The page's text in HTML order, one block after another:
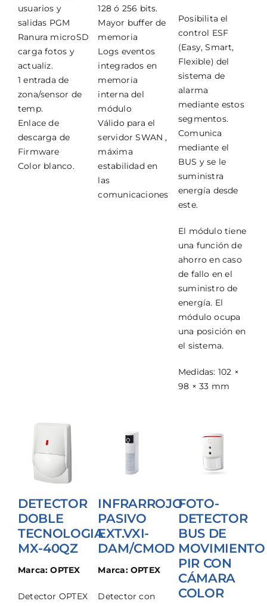
usuarios y
salidas PGM
Ranura microSD
carga fotos y
actualiz.
1 entrada de
zona/sensor de
temp.
Enlace de
descarga de
Firmware
Color blanco.
128 ó 256 bits.
Mayor buffer de
memoria
Logs eventos
integrados en
memoria
interna del
módulo
Válido para el
servidor SWAN ,
máxima
estabilidad en
las
comunicaciones
Posibilita el
control ESF
(Easy, Smart,
Flexible) del
sistema de
alarma
mediante estos
segmentos.
Comunica
mediante el
BUS y se le
suministra
energía desde
este.
El módulo tiene
una función de
ahorro en caso
de fallo en el
suministro de
energía. El
módulo ocupa
una posición en
el sistema.
Medidas: 102 ×
98 × 33 mm
DETECTOR
DOBLE
TECNOLOGIA
MX-40QZ
Marca: OPTEX
Detector OPTEX
INFRARROJO
PASIVO
EXT.VXI-
DAM/CMOD
Marca: OPTEX
Detector con
FOTO-
DETECTOR
BUS DE
MOVIMIENTO
PIR CON
CÁMARA
COLOR